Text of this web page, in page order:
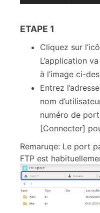
ETAPE 1
Cliquez sur
L’application
à l’image ci-
Entrez
nom
numéro de
[Connecter]
Remaruqe: Le port
FTP est